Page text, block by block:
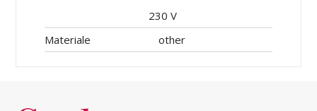
230 V
Materiale
other